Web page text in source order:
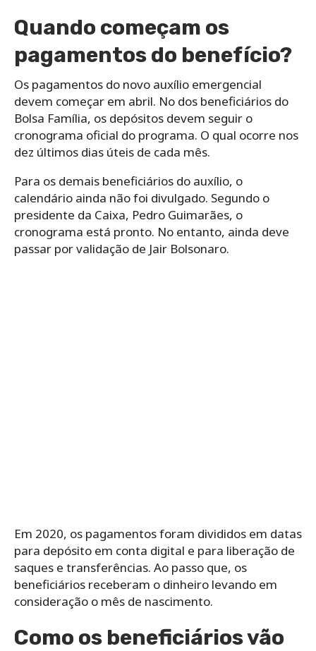
Quando começam os
pagamentos do benefício?
Os pagamentos do novo auxílio emergencial
devem começar em abril. No dos beneficiários do
Bolsa Família, os depósitos devem seguir o
cronograma oficial do programa. O qual ocorre nos
dez últimos dias úteis de cada mês.
Para os demais beneficiários do auxílio, o
calendário ainda não foi divulgado. Segundo o
presidente da Caixa, Pedro Guimarães, o
cronograma está pronto. No entanto, ainda deve
passar por validação de Jair Bolsonaro.
Em 2020, os pagamentos foram divididos em datas
para depósito em conta digital e para liberação de
saques e transferências. Ao passo que, os
beneficiários receberam o dinheiro levando em
consideração o mês de nascimento.
Como os beneficiários vão